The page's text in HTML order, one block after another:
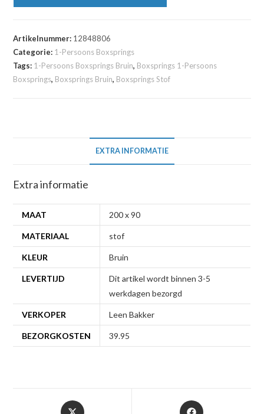
Artikelnummer: 12848806
Categorie: 1-Persoons Boxsprings
Tags: 1-Persoons Boxsprings Bruin, Boxsprings 1-Persoons
Boxsprings, Boxsprings Bruin, Boxsprings Stof
EXTRA INFORMATIE
Extra informatie
MAAT 200 x 90
MATERIAAL stof
KLEUR Bruin
LEVERTIJD
Dit artikel wordt binnen 3-5
werkdagen bezorgd
VERKOPER Leen Bakker
BEZORGKOSTEN 39.95
Opent
Opent